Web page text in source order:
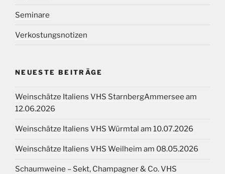
Seminare
Verkostungsnotizen
NEUESTE BEITRÄGE
Weinschätze Italiens VHS StarnbergAmmersee am
12.06.2026
Weinschätze Italiens VHS Würmtal am 10.07.2026
Weinschätze Italiens VHS Weilheim am 08.05.2026
Schaumweine – Sekt, Champagner & Co. VHS